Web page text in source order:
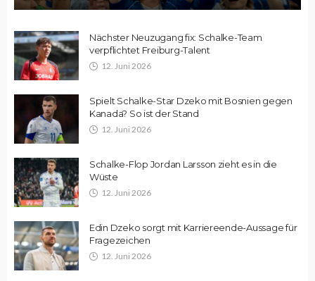
Nächster Neuzugang fix: Schalke-Team
verpflichtet Freiburg-Talent
12. Juni 2026
Spielt Schalke-Star Dzeko mit Bosnien gegen
Kanada? So ist der Stand
12. Juni 2026
Schalke-Flop Jordan Larsson zieht es in die
Wüste
12. Juni 2026
Edin Dzeko sorgt mit Karriereende-Aussage für
Fragezeichen
12. Juni 2026